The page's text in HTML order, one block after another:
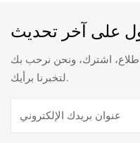
على آخر تحديث
اشترك، ونحن نرحب بك
لتخبرنا برأيك.